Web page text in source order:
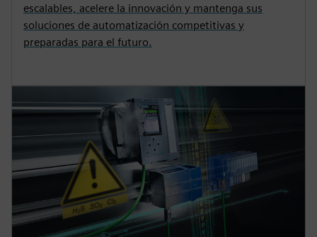
escalables, acelere la innovación y mantenga sus
soluciones de automatización competitivas y
preparadas para el futuro.